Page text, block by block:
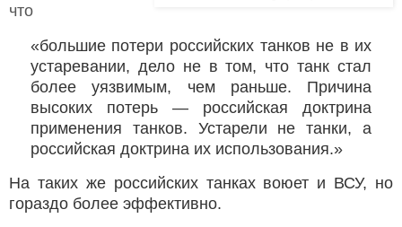
что
«большие потери российских танков не в их
устаревании, дело не в том, что танк стал
более уязвимым, чем раньше. Причина
высоких потерь — российская доктрина
применения танков. Устарели не танки, а
российская доктрина их использования.»
На таких же российских танках воюет и ВСУ, но
гораздо более эффективно.